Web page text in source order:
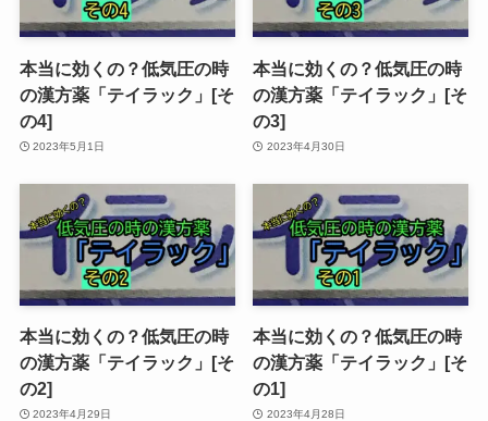
本当に効くの？低気圧の時
の漢方薬「テイラック」[そ
の4]
2023年5月1日
本当に効くの？低気圧の時
の漢方薬「テイラック」[そ
の3]
2023年4月30日
本当に効くの？低気圧の時
の漢方薬「テイラック」[そ
の2]
2023年4月29日
本当に効くの？低気圧の時
の漢方薬「テイラック」[そ
の1]
2023年4月28日